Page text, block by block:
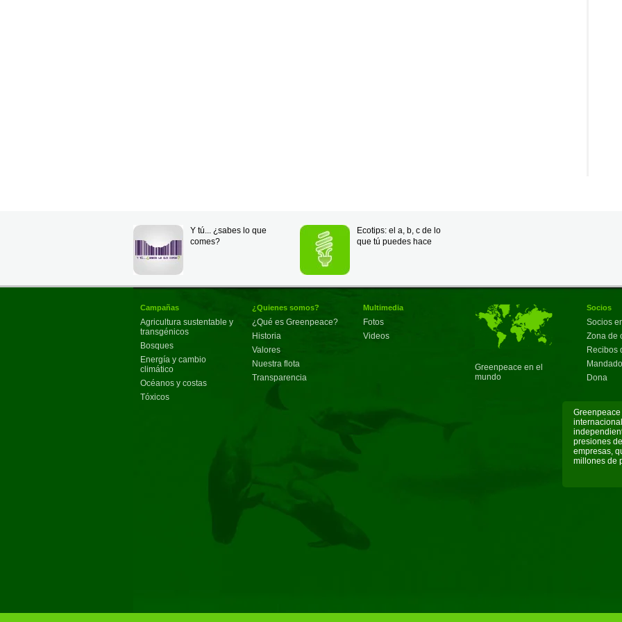
Y tú... ¿sabes lo que
comes?
Ecotips: el a, b, c de lo
que tú puedes hace
Campañas
Agricultura sustentable y
transgénicos
Bosques
Energía y cambio
climático
Océanos y costas
Tóxicos
¿Quienes somos?
¿Qué es Greenpeace?
Historia
Valores
Nuestra flota
Transparencia
Multimedia
Fotos
Videos
Greenpeace en el
mundo
Socios
Socios
Zona de
Recibos
Dona
presiones
empresas,
millones de